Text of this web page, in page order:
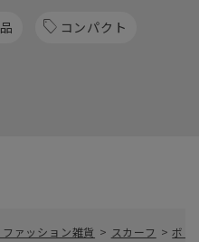
コンパクト
ファッション雑貨 > スカーフ > ボウ